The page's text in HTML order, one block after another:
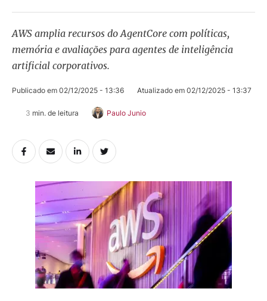
AWS amplia recursos do AgentCore com políticas,
memória e avaliações para agentes de inteligência
artificial corporativos.
Publicado em 02/12/2025 - 13:36 Atualizado em 02/12/2025 - 13:37
3 min. de leitura Paulo Junio